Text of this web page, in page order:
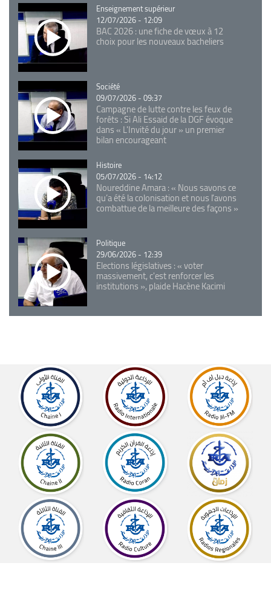
Catégorie
Enseignement supérieur
12/07/2026 - 12:09
BAC 2026 : une fiche de vœux à 12
choix pour les nouveaux bacheliers
Catégorie
Société
09/07/2026 - 09:37
Campagne de lutte contre les feux de
forêts : Si Ali Essaid de la DGF évoque
dans « L'Invité du jour » un premier
bilan encourageant
Catégorie
Histoire
05/07/2026 - 14:12
Noureddine Amara : « Nous savons ce
qu’a été la colonisation et nous l’avons
combattue de la meilleure des façons »
Catégorie
Politique
29/06/2026 - 12:39
Elections législatives : « voter
massivement, c'est renforcer les
institutions », plaide Hacène Kacimi